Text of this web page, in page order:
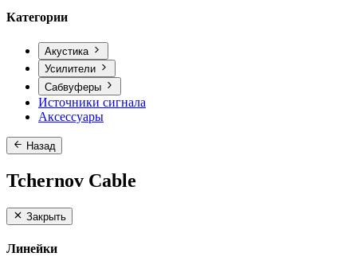
Категории
Акустика
Усилители
Сабвуферы
Источники сигнала
Аксессуары
Назад
Tchernov Cable
Закрыть
Линейки